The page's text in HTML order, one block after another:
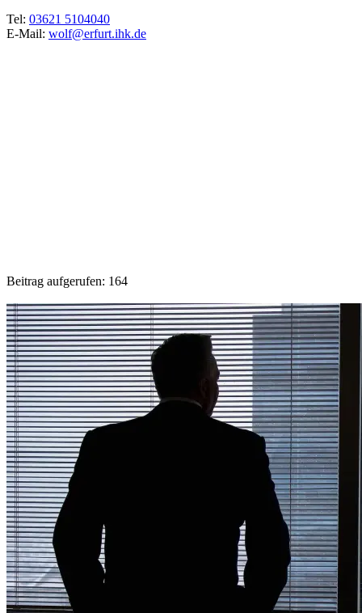
Tel: 03621 5104040
E-Mail: wolf@erfurt.ihk.de
Beitrag aufgerufen: 164